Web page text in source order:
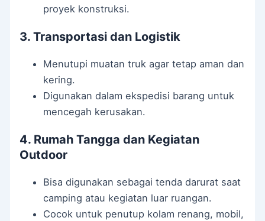
proyek konstruksi.
3. Transportasi dan Logistik
Menutupi muatan truk agar tetap aman dan
kering.
Digunakan dalam ekspedisi barang untuk
mencegah kerusakan.
4. Rumah Tangga dan Kegiatan
Outdoor
Bisa digunakan sebagai tenda darurat saat
camping atau kegiatan luar ruangan.
Cocok untuk penutup kolam renang, mobil,